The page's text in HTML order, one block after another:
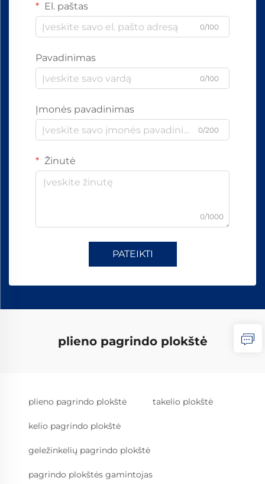
El. paštas
0/100
Pavadinimas
0/100
Įmonės pavadinimas
0/200
Žinutė
0/1000
PATEIKTI
plieno pagrindo plokštė
plieno pagrindo plokštė takelio plokštė
kelio pagrindo plokštė
geležinkelių pagrindo plokštė
pagrindo plokštės gamintojas